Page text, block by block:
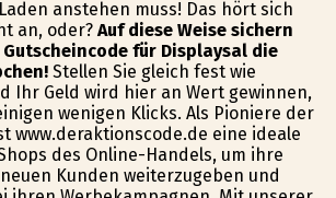
anstehen muss! Das hört sich
an, oder? Auf diese Weise sichern
für Displaysal die
Stellen Sie gleich fest wie
Ihr Geld wird hier an Wert gewinnen,
wenigen Klicks. Als Pioniere der
www.deraktionscode.de eine ideale
des Online-Handels, um ihre
Kunden weiterzugeben und